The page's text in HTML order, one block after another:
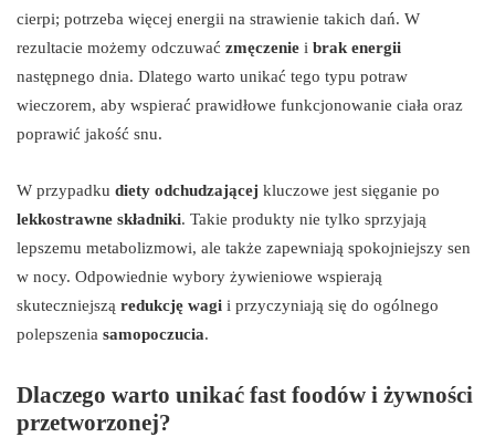
cierpi; potrzeba więcej energii na strawienie takich dań. W
rezultacie możemy odczuwać zmęczenie i brak energii
następnego dnia. Dlatego warto unikać tego typu potraw
wieczorem, aby wspierać prawidłowe funkcjonowanie ciała oraz
poprawić jakość snu.
W przypadku diety odchudzającej kluczowe jest sięganie po
lekkostrawne składniki. Takie produkty nie tylko sprzyjają
lepszemu metabolizmowi, ale także zapewniają spokojniejszy sen
w nocy. Odpowiednie wybory żywieniowe wspierają
skuteczniejszą redukcję wagi i przyczyniają się do ogólnego
polepszenia samopoczucia.
Dlaczego warto unikać fast foodów i żywności
przetworzonej?